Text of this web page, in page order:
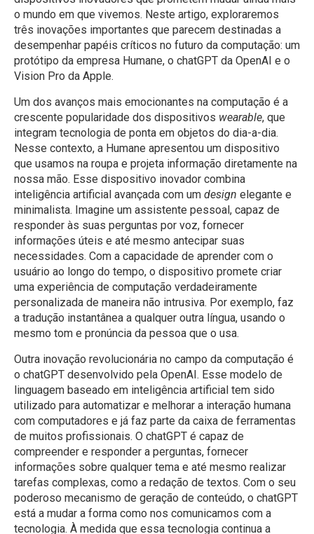
o mundo em que vivemos. Neste artigo, exploraremos
três inovações importantes que parecem destinadas a
desempenhar papéis críticos no futuro da computação: um
protótipo da empresa Humane, o chatGPT da OpenAI e o
Vision Pro da Apple.
Um dos avanços mais emocionantes na computação é a
crescente popularidade dos dispositivos wearable, que
integram tecnologia de ponta em objetos do dia-a-dia.
Nesse contexto, a Humane apresentou um dispositivo
que usamos na roupa e projeta informação diretamente na
nossa mão. Esse dispositivo inovador combina
inteligência artificial avançada com um design elegante e
minimalista. Imagine um assistente pessoal, capaz de
responder às suas perguntas por voz, fornecer
informações úteis e até mesmo antecipar suas
necessidades. Com a capacidade de aprender com o
usuário ao longo do tempo, o dispositivo promete criar
uma experiência de computação verdadeiramente
personalizada de maneira não intrusiva. Por exemplo, faz
a tradução instantânea a qualquer outra língua, usando o
mesmo tom e pronúncia da pessoa que o usa.
Outra inovação revolucionária no campo da computação é
o chatGPT desenvolvido pela OpenAI. Esse modelo de
linguagem baseado em inteligência artificial tem sido
utilizado para automatizar e melhorar a interação humana
com computadores e já faz parte da caixa de ferramentas
de muitos profissionais. O chatGPT é capaz de
compreender e responder a perguntas, fornecer
informações sobre qualquer tema e até mesmo realizar
tarefas complexas, como a redação de textos. Com o seu
poderoso mecanismo de geração de conteúdo, o chatGPT
está a mudar a forma como nos comunicamos com a
tecnologia. À medida que essa tecnologia continua a